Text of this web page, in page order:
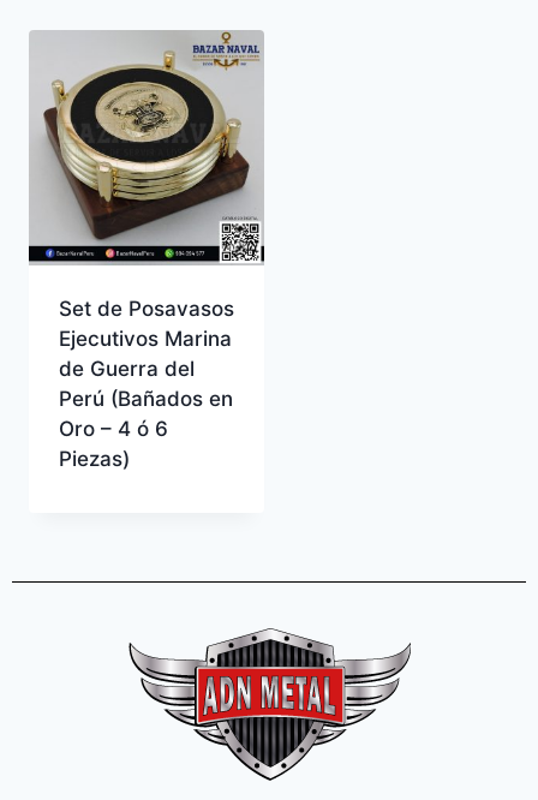
Set de Posavasos
Ejecutivos Marina
de Guerra del
Perú (Bañados en
Oro – 4 ó 6
Piezas)